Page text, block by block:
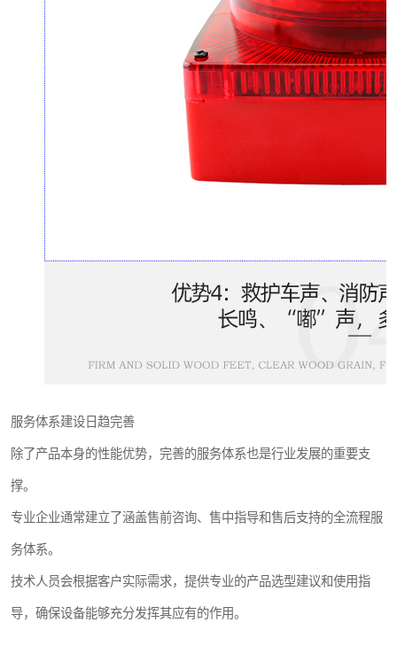
服务体系建设日趋完善
除了产品本身的性能优势，完善的服务体系也是行业发展的重要支
撑。
专业企业通常建立了涵盖售前咨询、售中指导和售后支持的全流程服
务体系。
技术人员会根据客户实际需求，提供专业的产品选型建议和使用指
导，确保设备能够充分发挥其应有的作用。